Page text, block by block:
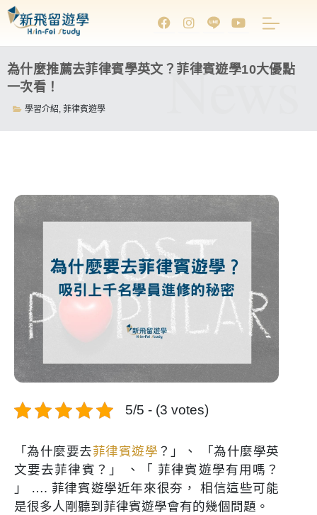
為什麼推薦去菲律賓學英文？菲律賓遊學10大優點
一次看！
學習介紹, 菲律賓遊學 News
5/5 - (3 votes)
「為什麼要去菲律賓遊學 ？」、 「為什麼學英
文要去菲律賓？」 、「 菲律賓遊學有用嗎？
」 …. 菲律賓遊學近年來很夯， 相信這些可能
是很多人剛聽到菲律賓遊學會有的幾個問題。